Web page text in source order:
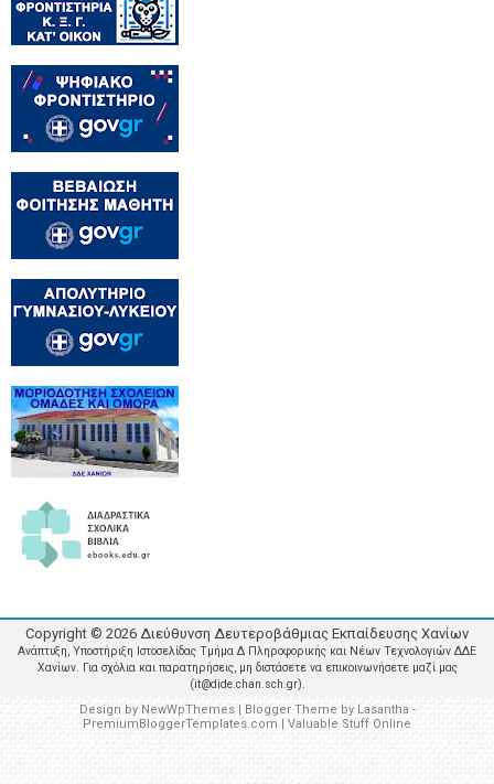
Copyright © 2026 Διεύθυνση Δευτεροβάθμιας Εκπαίδευσης Χανίων
Ανάπτυξη, Υποστήριξη Ιστοσελίδας Τμήμα Δ Πληροφορικής και Νέων Τεχνολογιών ΔΔΕ
Χανίων. Για σχόλια και παρατηρήσεις, μη διστάσετε να επικοινωνήσετε μαζί μας
(it@dide.chan.sch.gr).
Design byNewWpThemes| Blogger Theme byLasantha-
PremiumBloggerTemplates.com | Valuable Stuff Online